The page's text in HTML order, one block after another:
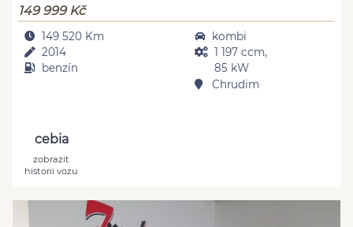
149 999 Kč
149 520 Km
2014
benzín
kombi
1 197 ccm,
85 kW
Chrudim
cebia
zobrazit
historii vozu